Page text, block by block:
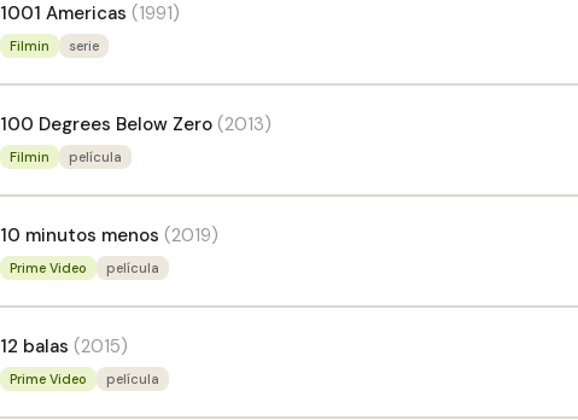
1001 Americas (1991)
Filmin serie
100 Degrees Below Zero (2013)
Filmin película
10 minutos menos (2019)
Prime Video película
12 balas (2015)
Prime Video película